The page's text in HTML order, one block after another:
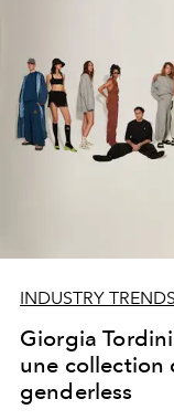
INDUSTRY TRENDS
Giorgia
une collection
genderless